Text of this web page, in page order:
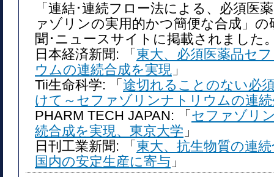
「連結･連続フロー法による、必須医
ァゾリンの実用的かつ簡便な合成」
聞･ニュースサイトに掲載されました
日本経済新聞: 「 東大、必須医薬品セ
ウムの連続合成を実現 」
Tii生命科学: 「 途切れることのない必
けて～セファゾリンナトリウムの連
PHARM TECH JAPAN: 「 セファゾリ
続合成を実現、東京大学 」
日刊工業新聞: 「 東大、抗生物質の連
国内の安定生産に寄与 」